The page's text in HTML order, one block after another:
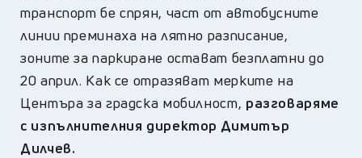
транспорт бе спрян, част от автобусните
линии преминаха на лятно разписание,
зоните за паркиране остават безплатни до
20 април. Как се отразяват мерките на
Центъра за градска мобилност, разговаряме
с изпълнителния директор Димитър
Дилчев.